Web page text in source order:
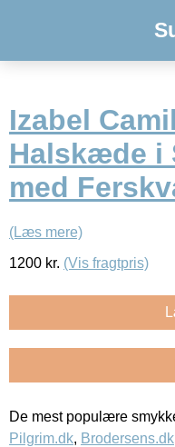
Izabel
Halskæde i
med
(Læs mere)
1200 kr. (Vis fragtpris)
De mest populære
Pilgrim.dk, Brodersens.dk